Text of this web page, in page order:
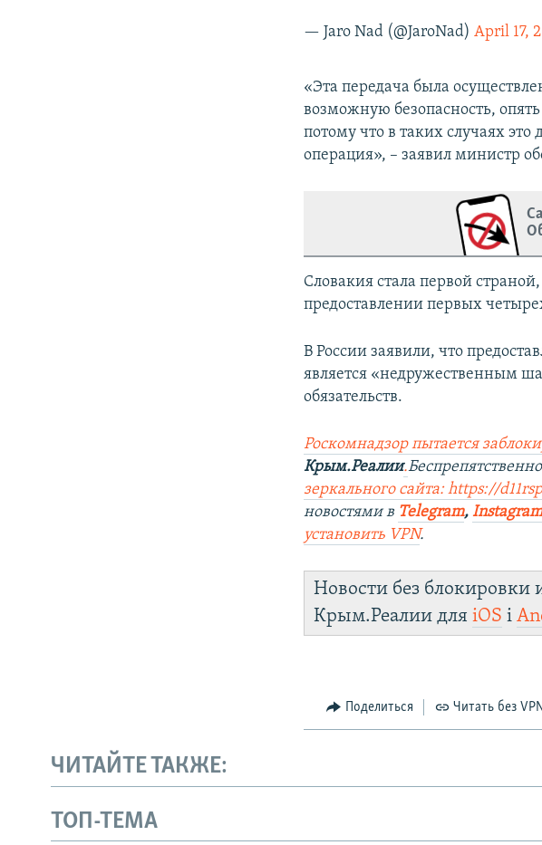
— Jaro Nad (@JaroNad)April 17,
«Эта передача была
возможную безопасность,
потому что в таких случаях
операция», – заявил министр
Словакия стала первой
предоставлении первых
В России заявили, что
является «недружественным
обязательств.
Роскомнадзор пытается
Крым.Реалии.
зеркального сайта: https://
новостями в Telegram,
установить VPN.
Новости без блокировки
Крым.Реалии дляiOS і
Поделиться Читать без VPN
ЧИТАЙТЕ ТАКЖЕ:
ТОП-ТЕМА